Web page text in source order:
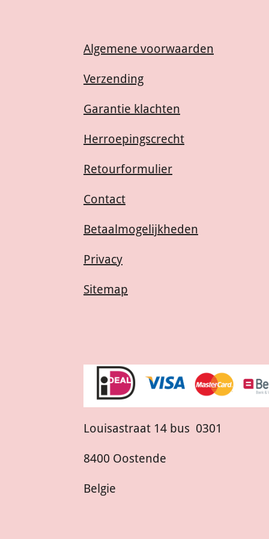
Algemene voorwaarden
Verzending
Garantie klachten
Herroepingscrecht
Retourformulier
Contact
Betaalmogelijkheden
Privacy
Sitemap
Louisastraat 14 bus 0301
8400 Oostende
Belgie